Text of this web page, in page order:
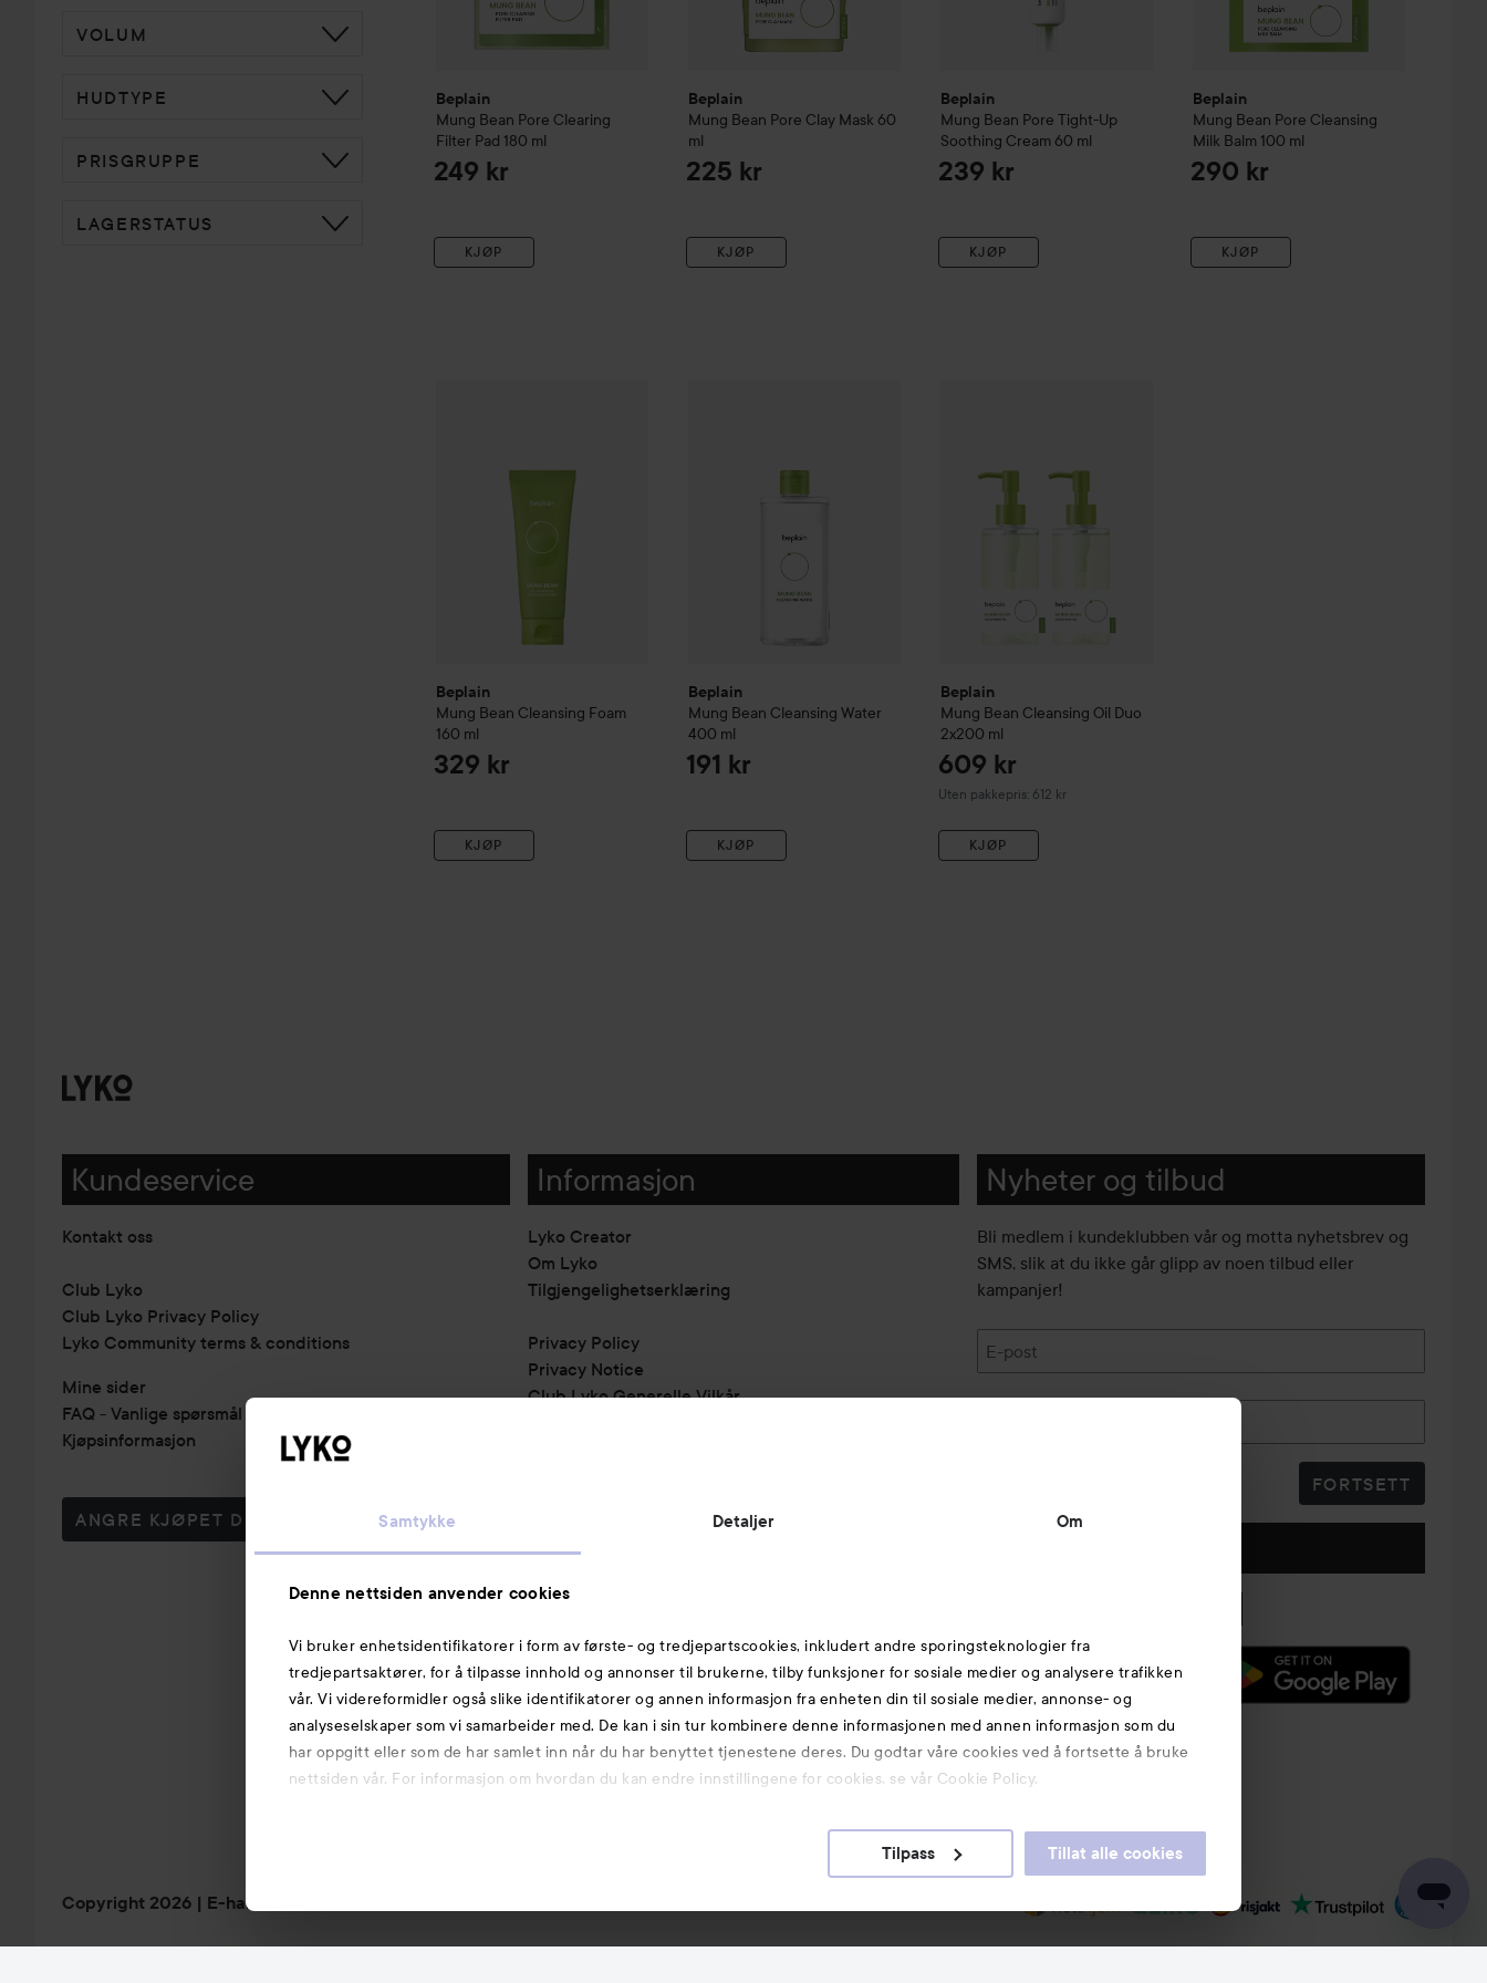
Samtykke Detaljer Om
Denne nettsiden anvender cookies
Vi bruker enhetsidentifikatorer i form av første- og tredjepartscookies, inkludert andre sporingsteknologier fra
tredjepartsaktører, for å tilpasse innhold og annonser til brukerne, tilby funksjoner for sosiale medier og analysere trafikken
vår. Vi videreformidler også slike identifikatorer og annen informasjon fra enheten din til sosiale medier, annonse- og
analyseselskaper som vi samarbeider med. De kan i sin tur kombinere denne informasjonen med annen informasjon som du
har oppgitt eller som de har samlet inn når du har benyttet tjenestene deres. Du godtar våre cookies ved å fortsette å bruke
nettsiden vår. For informasjon om hvordan du kan endre innstillingene for cookies, se vår Cookie Policy.
Tilpass Tillat alle cookies
VOLUM
HUDTYPE
PRISGRUPPE
LAGERSTATUS
Beplain
Mung Bean Pore Clearing
Filter Pad 180 ml
249 kr
KJØP
Beplain
Mung Bean Pore Clay Mask 60
ml
225 kr
KJØP
Beplain
Mung Bean Pore Tight-Up
Soothing Cream 60 ml
239 kr
KJØP
Beplain
Mung Bean Pore Cleansing
Milk Balm 100 ml
290 kr
KJØP
Beplain
Mung Bean Cleansing Foam
160 ml
329 kr
KJØP
Beplain
Mung Bean Cleansing Water
400 ml
191 kr
KJØP
Beplain
Mung Bean Cleansing Oil Duo
2x200 ml
609 kr
Uten pakkepris: 612 kr
KJØP
Kundeservice
Kontakt oss
Club Lyko
Club Lyko Privacy Policy
Lyko Community terms & conditions
Mine sider
FAQ - Vanlige spørsmål & svar
Kjøpsinformasjon
ANGRE KJØPET DITT
Informasjon
Lyko Creator
Om Lyko
Tilgjengelighetserklæring
Privacy Policy
Privacy Notice
Club Lyko Generelle Vilkår
Rabattkoder
Helthjem
Michael Edwards Fragrances of the World
Også av interesse
Beplain Mung Bean Cleansing Oil 200 ml
Nyheter og tilbud
Bli medlem i kundeklubben vår og motta nyhetsbrev og
SMS, slik at du ikke går glipp av noen tilbud eller
kampanjer!
E-post
FORTSETT
Copyright 2026 E-handel av Avensia